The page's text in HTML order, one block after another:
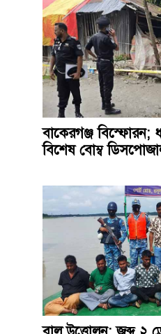
বাকেরগঞ্জ বিস্ফোরন;
বিশেষ বোম্ব